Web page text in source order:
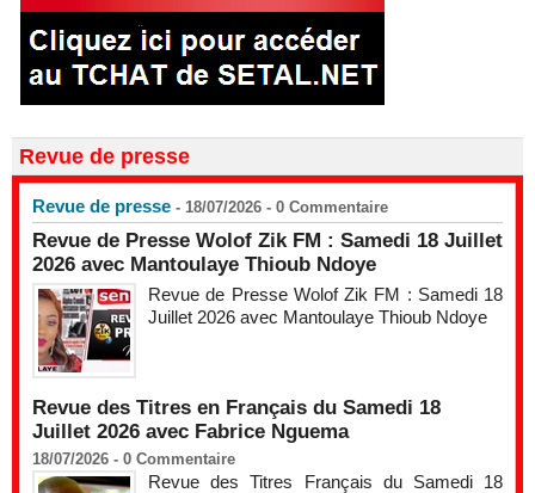
Revue de presse
Revue de presse - 18/07/2026 - 0 Commentaire
Revue de Presse Wolof Zik FM : Samedi 18 Juillet
2026 avec Mantoulaye Thioub Ndoye
Revue de Presse Wolof Zik FM : Samedi 18
Juillet 2026 avec Mantoulaye Thioub Ndoye
Revue des Titres en Français du Samedi 18
Juillet 2026 avec Fabrice Nguema
18/07/2026 - 0 Commentaire
Revue des Titres Français du Samedi 18